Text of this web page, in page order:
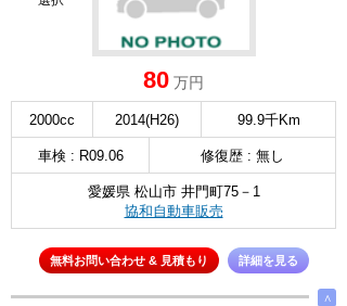
80 万円
2000cc 2014(H26) 99.9千Km
車検 : R09.06 修復歴 : 無し
愛媛県 松山市 井門町75－1
協和自動車販売
無料お問い合わせ & 見積もり 詳細を見る
∧